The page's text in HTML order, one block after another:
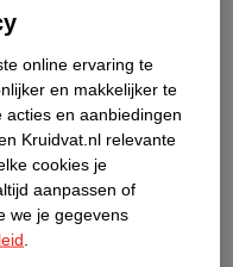
bezorgen in de
online ervaring te
en makkelijker te
en aanbiedingen
Kruidvat.nl relevante
cookies je
aanpassen of
we je gegevens